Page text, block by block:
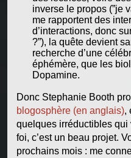
inverse le propos (”je
me rapportent des
d’interactions, donc
?”), la quête devient
recherche d’une
éphémère, que les
Dopamine.
Donc Stephanie Booth
blogosphère (en anglais),
quelques irréductibles qui
foi, c’est un beau projet.
prochains mois : me